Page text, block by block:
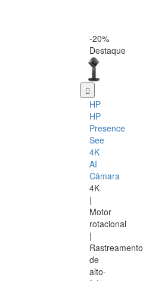
-20%
Destaque
HP
HP
Presence
See
4K
AI
Câmara
4K
|
Motor
rotacional
|
Rastreamento
de
alto-